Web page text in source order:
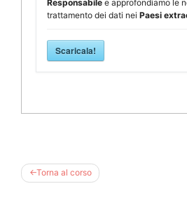
Responsabile e approfondiamo le
trattamento dei dati nei Paesi
Scaricala!
Torna al corso